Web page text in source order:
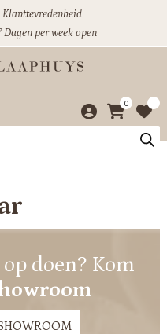
Klanttevredenheid
Dagen per week open
0
op doen? Kom